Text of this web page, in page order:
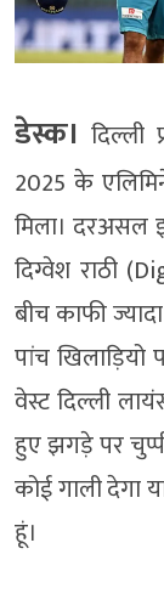
डेस्क। दिल्ली
2025 के
मिला। दरअसल
दिग्वेश राठी
बीच काफी
पांच खिलाड़ियो
वेस्ट दिल्ली
हुए झगड़े पर
कोई गाली देगा
हूं।